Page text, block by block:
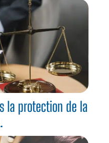
la protection de la